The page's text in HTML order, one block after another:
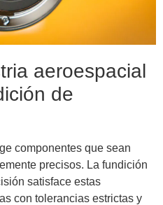
aeroespacial
de
componentes que sean
precisos. La fundición
satisface estas
con tolerancias estrictas y